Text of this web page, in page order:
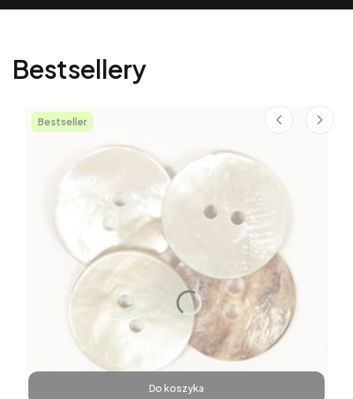
Bestsellery
Bestseller
Do koszyka